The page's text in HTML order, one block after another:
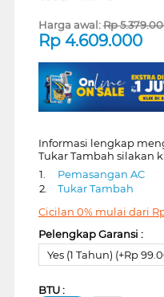
Harga awal:Rp
Rp 4.609.000
Informasi lengkap
Tukar Tambah silakan
1.
Pemasangan AC
2.
Tukar Tambah
Cicilan 0% mulai dari
Pelengkap Garansi :
Yes (1 Tahun) (+Rp
BTU :